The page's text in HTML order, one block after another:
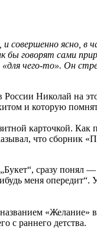
и совершенно ясно,
бы говорят сами
чего-то». Он
Николай на
и которую
карточкой.
что сборник
сразу
меня
«Желание»
с раннего детства.